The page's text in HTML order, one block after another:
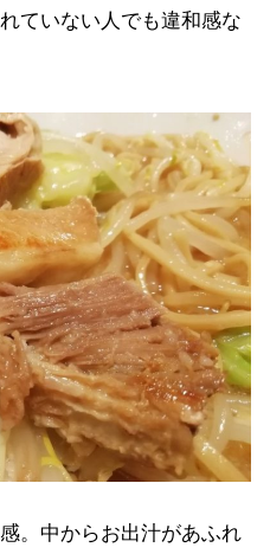
ていない人でも違和感な
。中からお出汁があふれ